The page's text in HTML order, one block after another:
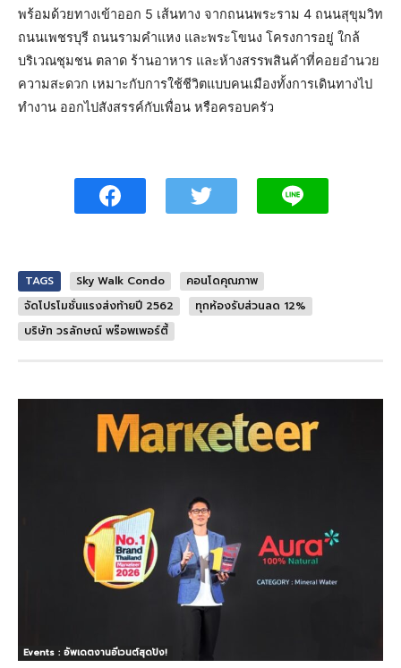
พร้อมด้วยทางเข้าออก 5 เส้นทาง จากถนนพระราม 4 ถนนสุขุมวิท
ถนนเพชรบุรี ถนนรามคำแหง และพระโขนง โครงการอยู่ ใกล้
บริเวณชุมชน ตลาด ร้านอาหาร และห้างสรรพสินค้าที่คอยอำนวย
ความสะดวก เหมาะกับการใช้ชีวิตแบบคนเมืองทั้งการเดินทางไป
ทำงาน ออกไปสังสรรค์กับเพื่อน หรือครอบครัว
TAGS Sky Walk Condo
คอนโดคุณภาพ
จัดโปรโมชั่นแรงส่งท้ายปี 2562
ทุกห้องรับส่วนลด 12%
บริษัท วรลักษณ์ พร๊อพเพอร์ตี้
Events : อัพเดตงานอีเวนต์สุดปัง!